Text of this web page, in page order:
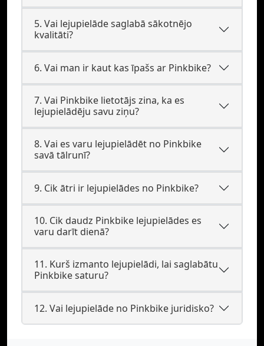
5. Vai lejupielāde saglabā sākotnējo
kvalitāti?
6. Vai man ir kaut kas īpašs ar Pinkbike?
7. Vai Pinkbike lietotājs zina, ka es
lejupielādēju savu ziņu?
8. Vai es varu lejupielādēt no Pinkbike
savā tālrunī?
9. Cik ātri ir lejupielādes no Pinkbike?
10. Cik daudz Pinkbike lejupielādes es
varu darīt dienā?
11. Kurš izmanto lejupielādi, lai saglabātu
Pinkbike saturu?
12. Vai lejupielāde no Pinkbike juridisko?